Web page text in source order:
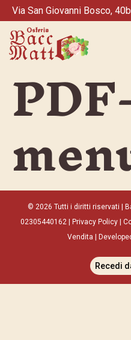
Via San Giovanni Bosco,
© 2026 Tutti i diritti riservati |
02305440162 |
Privacy Policy
Vendita
Recedi